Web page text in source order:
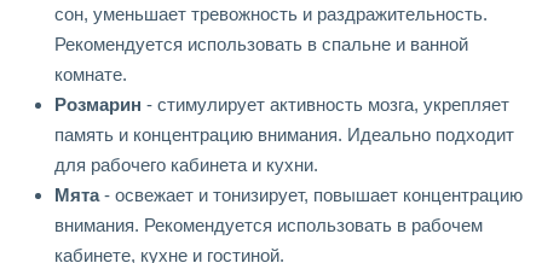
сон, уменьшает тревожность и раздражительность.
Рекомендуется использовать в спальне и ванной
комнате.
Розмарин - стимулирует активность мозга, укрепляет
память и концентрацию внимания. Идеально подходит
для рабочего кабинета и кухни.
Мята- освежает и тонизирует, повышает концентрацию
внимания. Рекомендуется использовать в рабочем
кабинете, кухне и гостиной.